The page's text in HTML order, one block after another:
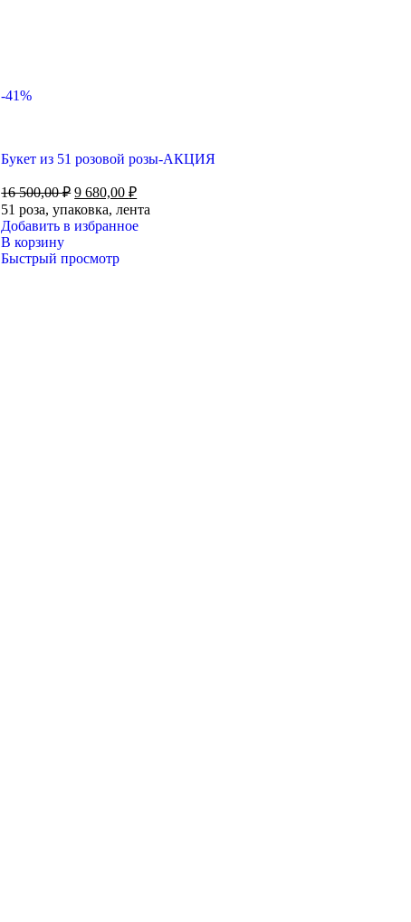
-41%
Букет из 51 розовой розы-АКЦИЯ
16 500,00₽ 9 680,00₽
51 роза, упаковка, лента
Добавить в избранное
В корзину
Быстрый просмотр